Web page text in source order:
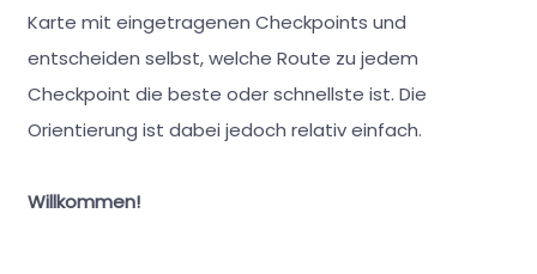
Karte mit eingetragenen Checkpoints und
entscheiden selbst, welche Route zu jedem
Checkpoint die beste oder schnellste ist. Die
Orientierung ist dabei jedoch relativ einfach.
Willkommen!